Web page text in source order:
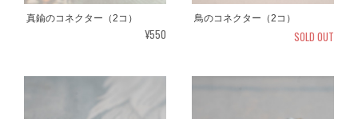
真鍮のコネクター（2コ）
¥550
鳥のコネクター（2コ）
SOLD OUT